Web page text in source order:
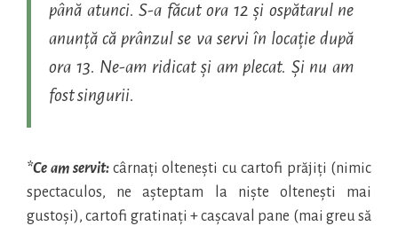
până atunci. S-a făcut ora 12 și ospătarul ne
anunță că prânzul se va servi în locație după
ora 13. Ne-am ridicat și am plecat. Și nu am
fost singurii.
*Ce am servit: cârnați oltenești cu cartofi prăjiți (nimic
spectaculos, ne așteptam la niște oltenești mai
gustoși), cartofi gratinați + cașcaval pane (mai greu să